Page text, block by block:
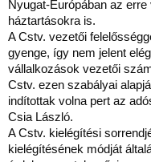
Nyugat-Európában az
háztartásokra is.
A Cstv. vezetői
gyenge, így nem jelent
vállalkozások vezetői
Cstv. ezen szabályai
indítottak volna pert az
Csia László.
A Cstv. kielégítési
kielégítésének módját